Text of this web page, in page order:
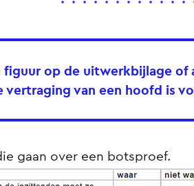
figuur op de uitwerkbijlage of
van een hoofd is
gaan over een botsproef.